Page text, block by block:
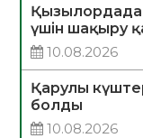
Қызылордада
үшін шақыру
10.08.2026
Қарулы
болды
10.08.2026